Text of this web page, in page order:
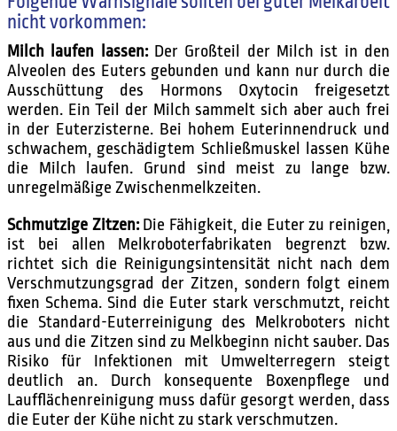
nicht vorkommen:
Milch laufen lassen:Der Großteil der Milch ist in den
Alveolen des Euters gebunden und kann nur durch die
Ausschüttung des Hormons Oxytocin freigesetzt
werden. Ein Teil der Milch sammelt sich aber auch frei
in der Euterzisterne. Bei hohem Euterinnendruck und
schwachem, geschädigtem Schließmuskel lassen Kühe
die Milch laufen. Grund sind meist zu lange bzw.
unregelmäßige Zwischenmelkzeiten.
Schmutzige Zitzen:Die Fähigkeit, die Euter zu reinigen,
ist bei allen Melkroboterfabrikaten begrenzt bzw.
richtet sich die Reinigungsintensität nicht nach dem
Verschmutzungsgrad der Zitzen, sondern folgt einem
fixen Schema. Sind die Euter stark verschmutzt, reicht
die Standard-Euterreinigung des Melkroboters nicht
aus und die Zitzen sind zu Melkbeginn nicht sauber. Das
Risiko für Infektionen mit Umwelterregern steigt
deutlich an. Durch konsequente Boxenpflege und
Laufflächenreinigung muss dafür gesorgt werden, dass
die Euter der Kühe nicht zu stark verschmutzen.